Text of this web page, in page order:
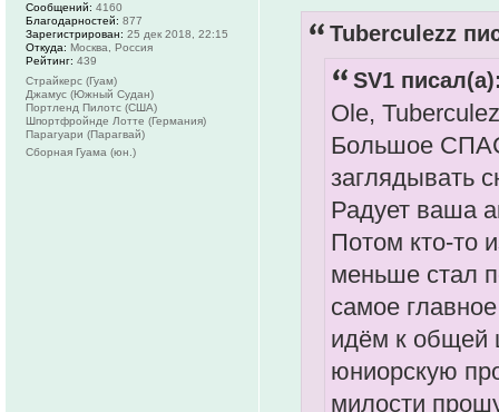
Tuberculezz
SV1
Ole,
Большое
заглядывать
Радует ваша
Потом кто-то
меньше стал
самое
идём к общей
юниорскую
милости
Сообщений: 4160
Благодарностей: 877
Зарегистрирован: 25 дек 2018, 22:15
Откуда: Москва, Россия
Рейтинг: 439
Страйкерс (Гуам)
Джамус (Южный Судан)
Портленд Пилотс (США)
Шпортфройнде Лотте (Германия)
Парагуари (Парагвай)
Сборная Гуама (юн.)